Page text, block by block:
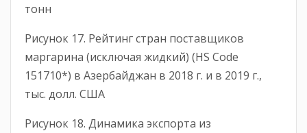
тонн
Рисунок 17. Рейтинг стран поставщиков
маргарина (исключая жидкий) (HS Code
151710*) в Азербайджан в 2018 г. и в 2019 г.,
тыс. долл. США
Рисунок 18. Динамика экспорта из